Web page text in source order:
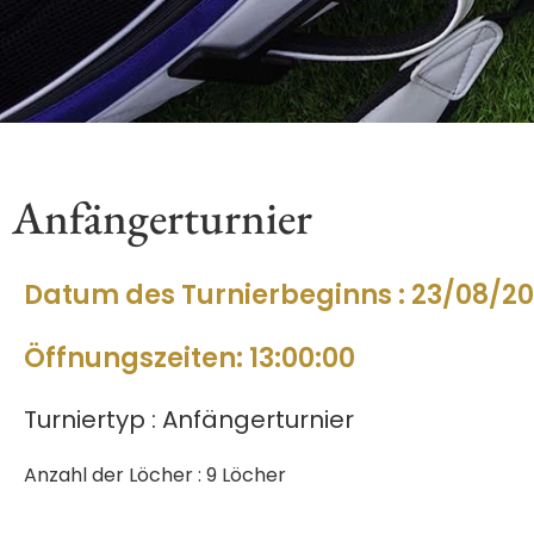
Anfängerturnier
Datum des Turnierbeginns : 23/08/
Öffnungszeiten: 13:00:00
Turniertyp : Anfängerturnier
Anzahl der Löcher : 9 Löcher